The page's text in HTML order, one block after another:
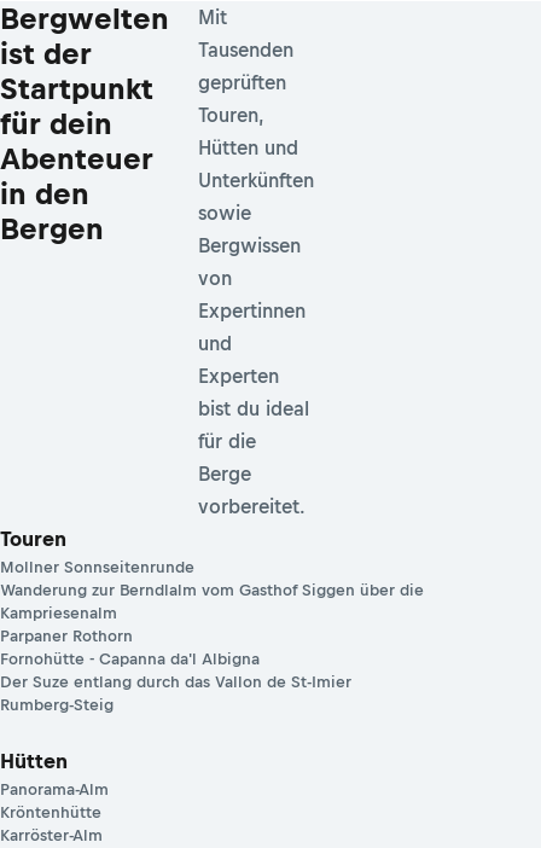
Bergwelten
ist der
Startpunkt
für dein
Abenteuer
in den
Bergen
Mit
Tausenden
geprüften
Touren,
Hütten und
Unterkünften
sowie
Bergwissen
von
Expertinnen
und
Experten
bist du ideal
für die
Berge
vorbereitet.
Touren
Mollner Sonnseitenrunde
Wanderung zur Berndlalm vom Gasthof Siggen über die
Kampriesenalm
Parpaner Rothorn
Fornohütte - Capanna da'l Albigna
Der Suze entlang durch das Vallon de St-Imier
Rumberg-Steig
Hütten
Panorama-Alm
Kröntenhütte
Karröster-Alm